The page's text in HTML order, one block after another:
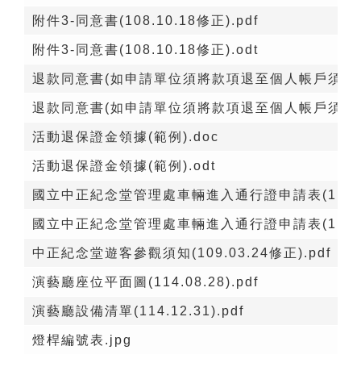
附件3-同意書(108.10.18修正).pdf
附件3-同意書(108.10.18修正).odt
退款同意書(如申請單位須將款項退至個人帳戶須
退款同意書(如申請單位須將款項退至個人帳戶須
活動退保證金領據(範例).doc
活動退保證金領據(範例).odt
國立中正紀念堂管理處車輛進入通行證申請表
國立中正紀念堂管理處車輛進入通行證申請表
中正紀念堂遊客參觀須知(109.03.24修正).pdf
演藝廳座位平面圖(114.08.28).pdf
演藝廳設備清單(114.12.31).pdf
燈桿編號表.jpg